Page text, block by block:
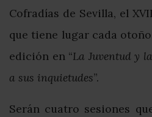
Cofradías de Sevilla, el
que tiene lugar cada
edición en “La Juventud y
a sus inquietudes”.
Serán cuatro sesiones